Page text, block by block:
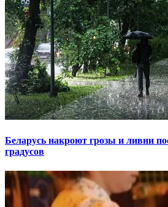
Беларусь накроют грозы и ливни
градусов